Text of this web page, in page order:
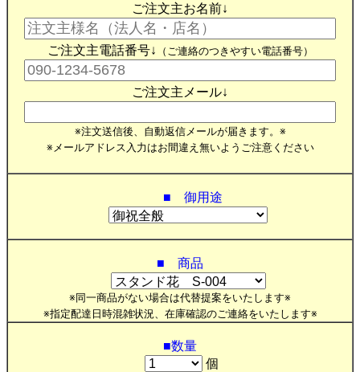
ご注文主お名前↓
ご注文主電話番号↓ （ご連絡のつきやすい電話番号）
ご注文主メール↓
※注文送信後、自動返信メールが届きます。※
※メールアドレス入力はお間違え無いようご注意ください
■ 御用途
■ 商品
※同一商品がない場合は代替提案をいたします※
※指定配達日時混雑状況、在庫確認のご連絡をいたします※
■数量
個